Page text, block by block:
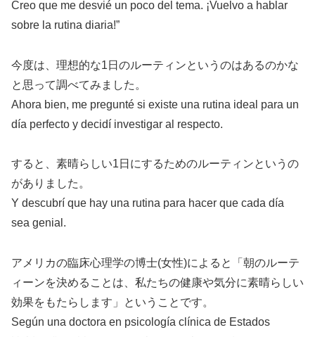
Creo que me desvié un poco del tema. ¡Vuelvo a hablar
sobre la rutina diaria!”
今度は、理想的な1日のルーティンというのはあるのかな
と思って調べてみました。
Ahora bien, me pregunté si existe una rutina ideal para un
día perfecto y decidí investigar al respecto.
すると、素晴らしい1日にするためのルーティンというの
がありました。
Y descubrí que hay una rutina para hacer que cada día
sea genial.
アメリカの臨床心理学の博士(女性)によると「朝のルーテ
ィーンを決めることは、私たちの健康や気分に素晴らしい
効果をもたらします」ということです。
Según una doctora en psicología clínica de Estados